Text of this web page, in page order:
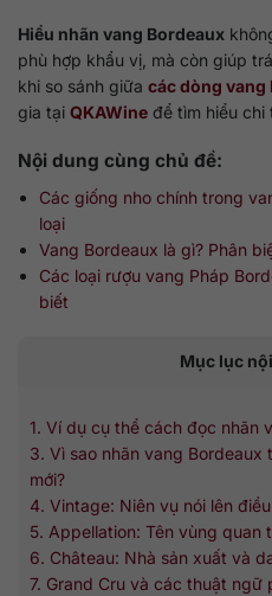
Hiểu nhãn vang Bordeaux
phù hợp khẩu vị, mà còn giúp
khi so sánh giữa các dòng vang
gia tại QKAWine để tìm hiểu chi
Nội dung cùng chủ đề:
Các giống nho chính trong
loại
Vang Bordeaux là gì? Phân
Các loại rượu vang Pháp
biết
Mục lục
1. Ví dụ cụ thể cách đọc nhãn
3. Vì sao nhãn vang
mới?
4. Vintage: Niên vụ nói lên
5. Appellation: Tên vùng quan
6. Château: Nhà sản xuất và
7. Grand Cru và các thuật ngữ